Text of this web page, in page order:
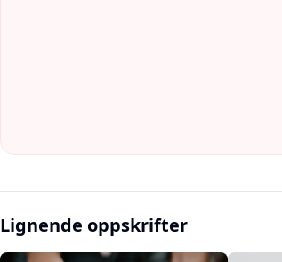
Lignende oppskrifter